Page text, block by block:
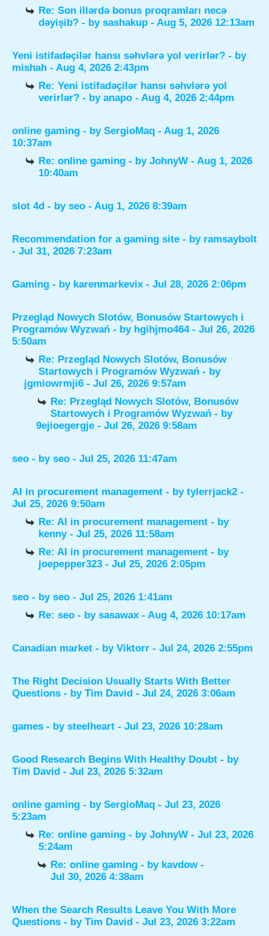
Re: Son illərdə bonus proqramları necə
dəyişib? - bysashakup - Aug 5, 2026 12:13am
Yeni istifadəçilər hansı səhvlərə yol verirlər? - by
mishah - Aug 4, 2026 2:43pm
Re: Yeni istifadəçilər hansı səhvlərə yol
verirlər? - byanapo - Aug 4, 2026 2:44pm
online gaming - by SergioMaq - Aug 1, 2026
10:37am
Re: online gaming - byJohnyW - Aug 1, 2026
10:40am
slot 4d - by seo - Aug 1, 2026 8:39am
Recommendation for a gaming site - by ramsaybolt
- Jul 31, 2026 7:23am
Gaming - by karenmarkevix - Jul 28, 2026 2:06pm
Przegląd Nowych Slotów, Bonusów Startowych i
Programów Wyzwań - by hgihjmo464- Jul 26, 2026
5:50am
Re: Przegląd Nowych Slotów, Bonusów
Startowych i Programów Wyzwań - by
jgmiowrmji6 - Jul 26, 2026 9:57am
Re: Przegląd Nowych Slotów, Bonusów
Startowych i Programów Wyzwań - by
9ejioegergje - Jul 26, 2026 9:58am
seo - by seo - Jul 25, 2026 11:47am
AI in procurement management - by tylerrjack2 -
Jul 25, 2026 9:50am
Re: AI in procurement management - by
kenny- Jul 25, 2026 11:58am
Re: AI in procurement management - by
joepepper323 - Jul 25, 2026 2:05pm
seo - by seo - Jul 25, 2026 1:41am
Re: seo - bysasawax - Aug 4, 2026 10:17am
Canadian market - by Viktorr - Jul 24, 2026 2:55pm
The Right Decision Usually Starts With Better
Questions - by Tim David - Jul 24, 2026 3:06am
games - by steelheart - Jul 23, 2026 10:28am
Good Research Begins With Healthy Doubt - by
Tim David - Jul 23, 2026 5:32am
online gaming - by SergioMaq - Jul 23, 2026
5:23am
Re: online gaming - byJohnyW - Jul 23, 2026
5:24am
Re: online gaming - by kavdow-
Jul 30, 2026 4:38am
When the Search Results Leave You With More
Questions - by Tim David - Jul 23, 2026 3:22am